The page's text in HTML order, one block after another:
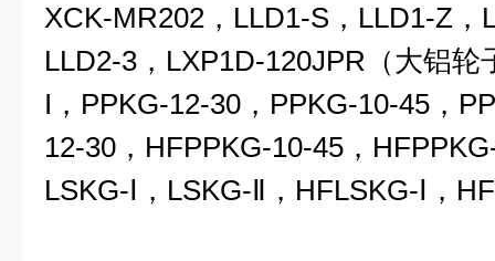
XCK-MR202，LLD1-S，LLD1-Z，
LLD2-3 ，LXP1D-120JPR（大铝
I ，PPKG-12-30 ，PPKG-10-45，
12-30， HFPPKG-10-45 ，
LSKG-Ⅰ ，LSKG-Ⅱ ，HFLSKG-Ⅰ ，